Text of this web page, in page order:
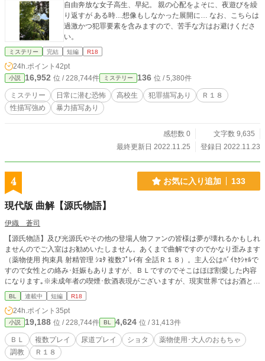
自由奔放な女子高生、早紀。 親の心配をよそに、夜遊びを繰
り返すが ある時…想像もしなかった展開に… なお、こちらは
過激かつ犯罪要素を含みますので、苦手な方はお避けくださ
い。
ミステリー 完結 短編 R18
24h.ポイント 42pt
小説 16,952 位 / 228,744件 ミステリー 136 位 / 5,380件
ミステリー 日常に潜む恐怖 高校生 犯罪描写あり
Ｒ１８
性描写強め
暴力描写あり
感想数 0
文字数 9,635
最終更新日 2022.11.25
登録日 2022.11.23
4 お気に入り追加 133
現代版 曲解【源氏物語】
伊織 蒼司
【源氏物語】及び光源氏やその他の登場人物ファンの皆様は夢が壊れるかもしれ
ませんのでご入室はお勧めいたしません。あくまで曲解ですのでかなり歪みます
（薬物使用 拘束具 射精管理 ｼｮﾀ 複数ﾌﾟﾚｲ有 全話Ｒ１８）。主人公はﾊﾞｲｾｸｼｬﾙで
すので女性との絡み･妊娠もありますが、ＢＬですのでそこはほぼ割愛した内容
になります｡※未成年者の喫煙･飲酒表現がございますが、現実世界ではお酒とタ
バコは二十歳になってから！でお願いします。なお、架空の大人のｵﾓﾁｬも使いま
すが、このお話はあくまでも【フィクション】ですのでご理解とご注意お願いし
ます。 こちらは不定期更新になる予定です。お楽しみいただけると幸いでござ
います。
BL 連載中 短編 R18
24h.ポイント 35pt
小説 19,188 位 / 228,744件 BL 4,624 位 / 31,413件
ＢＬ 複数プレイ 尿道プレイ ショタ
薬物使用･大人のおもちゃ
調教
Ｒ１８